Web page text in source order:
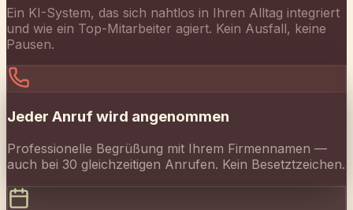
Professionelle Begrüßung mit Ihrem Firmennamen —
auch bei 30 gleichzeitigen Anrufen. Kein Besetztzeichen.
Termine direkt gebucht
Prüft Verfügbarkeiten in Echtzeit und trägt Termine
verbindlich ein — Google, Outlook oder Cal.com.